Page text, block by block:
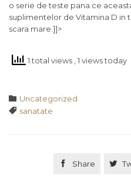
o serie de teste pana ce
suplimentelor de Vitamina D in
scara mare.]]>
1 total views , 1 views today
 Category
Uncategorized
 Tags
sanatate
 Share 